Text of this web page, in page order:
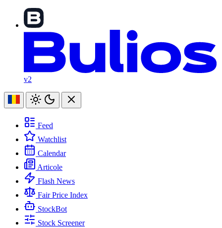
v2
Feed
Watchlist
Calendar
Articole
Flash News
Fair Price Index
StockBot
Stock Screener